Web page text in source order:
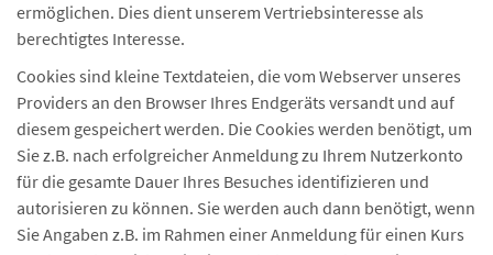
ermöglichen. Dies dient unserem Vertriebsinteresse als
berechtigtes Interesse.
Cookies sind kleine Textdateien, die vom Webserver unseres
Providers an den Browser Ihres Endgeräts versandt und auf
diesem gespeichert werden. Die Cookies werden benötigt, um
Sie z.B. nach erfolgreicher Anmeldung zu Ihrem Nutzerkonto
für die gesamte Dauer Ihres Besuches identifizieren und
autorisieren zu können. Sie werden auch dann benötigt, wenn
Sie Angaben z.B. im Rahmen einer Anmeldung für einen Kurs